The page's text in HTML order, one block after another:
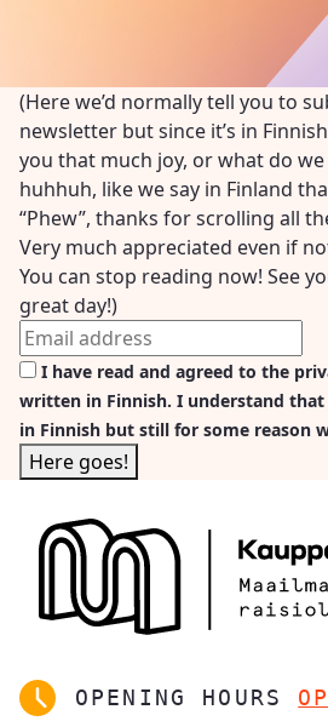
(Here we’d normally tell you to
newsletter but since it’s in
you that much joy, or what do we
huhhuh, like we say in Finland
“Phew”, thanks for scrolling all
Very much appreciated even if
You can stop reading now! See
great day!)
I have read and agreed to the
written in Finnish. I understand
in Finnish but still for some reason
OPENING HOURS